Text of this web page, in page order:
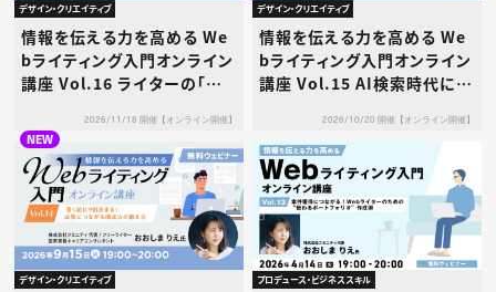
デザイン・クリエイティブ
情報を伝える力を高める We
bライティング入門オンライン
講座 Vol.16 ライターの「値
え方
2026/11/18 開催【オンライン開催】
デザイン・クリエイティブ
情報を伝える力を高める We
bライティング入門オンライン
講座 Vol.15 AI検索時代に
2026/10/20 開催【オンライン開催】
NEW
デザイン・クリエイティブ プロデュース・ビジネススキル